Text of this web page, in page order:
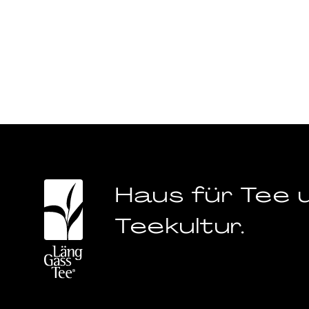
Haus für Tee
Teekultur.